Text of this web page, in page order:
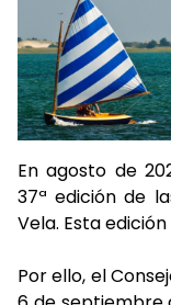
En agosto de
37ª edición de
Vela. Esta
Por ello, el